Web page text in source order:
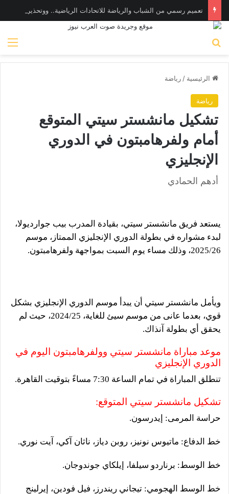
الرئيسية / رياضة
رياضة
تشكيل مانشستر سيتي المتوقع
أمام ولفرهامبتون في الدوري
الإنجليزي
أدهم الحمادي
يستعد فريق مانشستر سيتي، بقيادة المدرب بيب جوارديولا،
لبدء مشواره في بطولة الدوري الإنجليزي الممتاز، موسم
2025/26، وذلك مساء يوم السبت بمواجهة ولفرهامبتون.
ويأمل مانشستر سيتي أن يبدأ موسم الدوري الإنجليزي بشكل
قوي، بعدما عانى من موسم سيئ للغاية، 2024/25، حيث لم
يحقق أي بطولة آنذاك.
موعد مباراة مانشستر سيتي وولفرهامبتون اليوم في
الدوري الإنجليزي
تنطلق المباراة في تمام الساعة 7:30 مساءً بتوقيت القاهرة.
تشكيل مانشستر سيتي المتوقع:
حراسة المرمى: إيدرسون.
خط الدفاع: ماتيوس نونيز، روبن دياز، ناثان آكي، آيت نوري.
خط الوسط: برناردو سيلفا، إيلكاي جوندوجان.
خط الوسط الهجومي: تيجاني ريندرز، فيل فودين، إيرلينج